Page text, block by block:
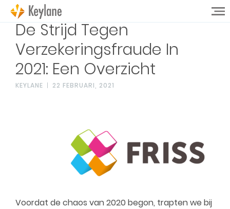
De Strijd Tegen
Verzekeringsfraude In
2021: Een Overzicht
KEYLANE 22 FEBRUARI, 2021
Voordat de chaos van 2020 begon, trapten we bij